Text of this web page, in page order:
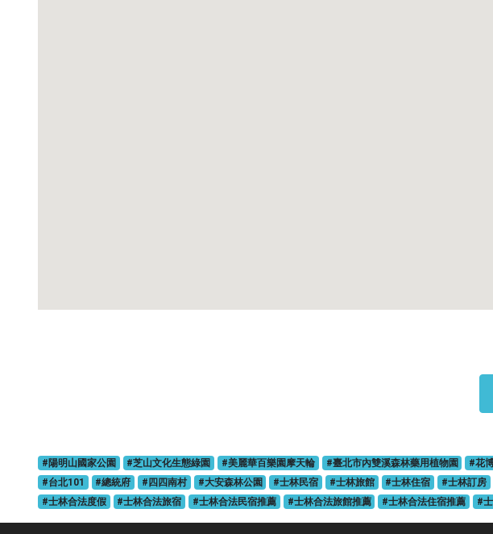
#陽明山國家公園 #芝山文化生態綠園 #美麗華百樂園摩天輪 #臺北市內雙溪森林藥用植物園 #花
#台北101
#總統府 #四四南村 #大安森林公園 #士林民宿 #士林旅館 #士林住宿 #士林訂房
#士林合法度假
#士林合法旅宿 #士林合法民宿推薦 #士林合法旅館推薦 #士林合法住宿推薦 #